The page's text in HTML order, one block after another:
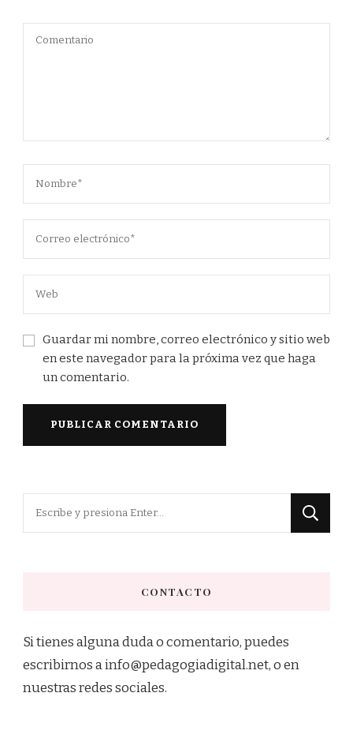
Guardar mi nombre, correo electrónico y sitio web
en este navegador para la próxima vez que haga
un comentario.
CONTACTO
Si tienes alguna duda o comentario, puedes
escribirnos a info@pedagogiadigital.net, o en
nuestras redes sociales.